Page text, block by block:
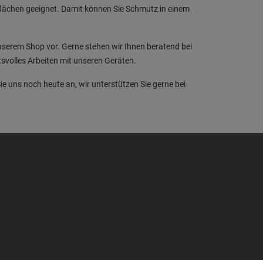
geeignet. Damit können Sie Schmutz in einem
Shop vor. Gerne stehen wir Ihnen beratend bei
Arbeiten mit unseren Geräten.
uns noch heute an, wir unterstützen Sie gerne bei